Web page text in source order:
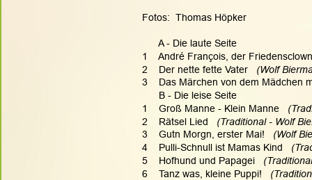
Fotos:  Thomas Höpker
      A - Die laute Seite
1    André François, der Friedensclown
2    Der nette fette Vater
(Wolf
3    Das Märchen von dem Mädchen
      B - Die leise Seite
1    Groß Manne - Klein Manne
2    Rätsel Lied
(Traditional - Wolf
3    Gutn Morgn, erster Mai!
(Wolf
4    Pulli-Schnull ist Mamas Kind
5    Hofhund und Papagei
6    Tanz was, kleine Puppi!